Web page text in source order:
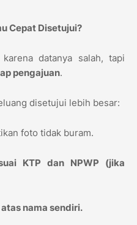
Cepat Disetujui?
datanya salah, tapi
pengajuan.
disetujui lebih besar:
foto tidak buram.
KTP dan NPWP (jika
nama sendiri.